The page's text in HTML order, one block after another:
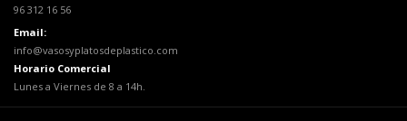
96 312 16 56
Email:
info@vasosyplatosdeplastico.com
Horario Comercial
Lunes a Viernes de 8 a 14h.